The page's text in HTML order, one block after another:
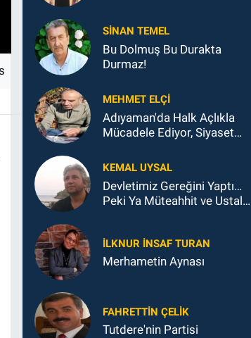
SINAN TEMEL
Bu Dolmuş Bu Durakta
Durmaz!
MEHMET ELÇI
Adıyaman'da Halk Açlıkla
Mücadele Ediyor, Siyaset
KEMAL UYSAL
Devletimiz Gereğini Yaptı…
Peki Ya Müteahhit ve Ustalar
İLKNUR İNSAF TURAN
Merhametin Aynası
FAHRETTIN ÇELİK
Tutdere'nin Partisi